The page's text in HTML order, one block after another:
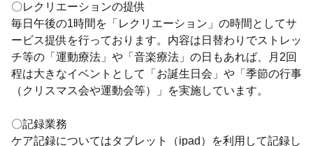
〇レクリエーションの提供
毎日午後の1時間を「レクリエーション」の時間としてサ
ービス提供を行っております。内容は日替わりでストレッ
チ等の「運動療法」や「音楽療法」の日もあれば、月2回
程は大きなイベントとして「お誕生日会」や「季節の行事
（クリスマス会や運動会等）」を実施しています。
〇記録業務
ケア記録についてはタブレット（ipad）を利用して記録し